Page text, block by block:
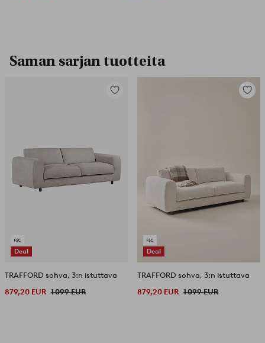
Saman sarjan tuotteita
Deal
Lisää
TRAFFORD sohva, 3:n istuttava
879,20 EUR 1 099 EUR
Deal
Lisää
TRAFFORD sohva, 3:n istuttava
879,20 EUR 1 099 EUR